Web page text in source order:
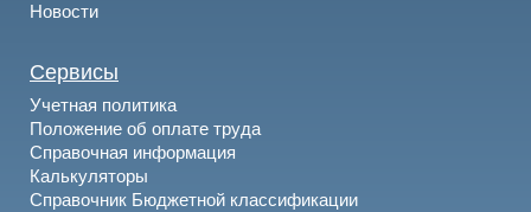
Новости
Сервисы
Учетная политика
Положение об оплате труда
Справочная информация
Калькуляторы
Справочник Бюджетной классификации